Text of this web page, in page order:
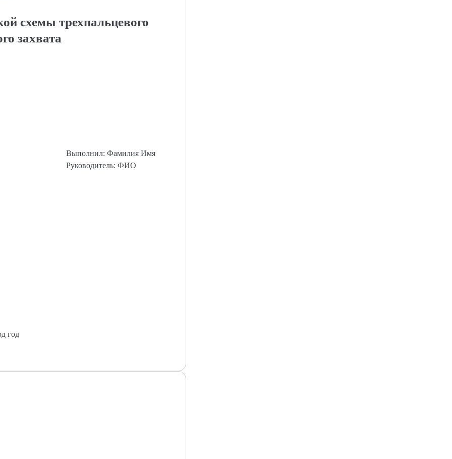
схемы трехпальцевого
захвата
Выполнил: Фамилия Имя
Руководитель: ФИО
год